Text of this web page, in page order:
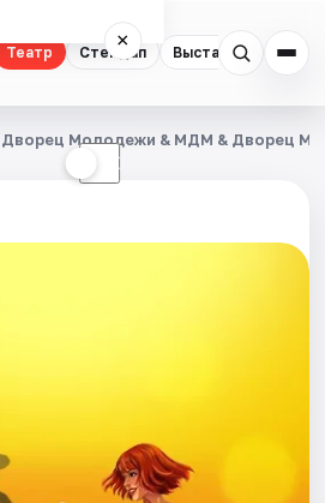
Театр Стендап Выставки
×
☾
Дворец Молодежи & МДМ & Дворец